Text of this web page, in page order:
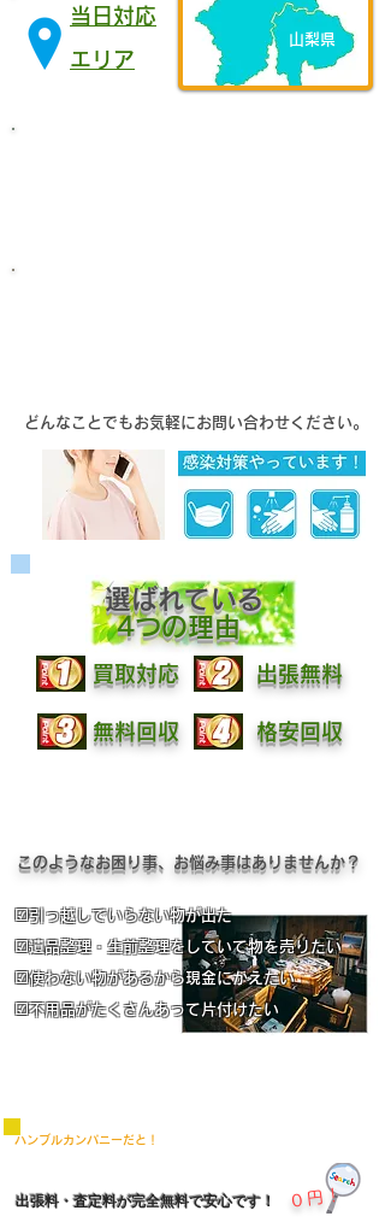
当日対応
エリア
山梨県
​どんなことでもお気軽にお問い合わせください。
買取対応 ​出張無料
​選ばれている
4つの理由
無料回収 格安回収
ハンブルカンパニーだと！
出張料・査定料が完全無料で安心です！ ０円！
このようなお困り事、お悩み事はありませんか？
☑引っ越しでいらない物が出た
​☑遺品整理・生前整理をしていて物を売りたい
​☑使わない物があるから現金にかえたい
​☑不用品がたくさんあって片付けたい